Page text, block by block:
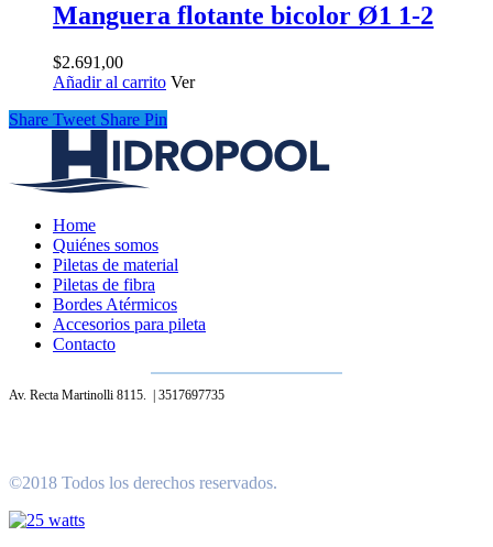
Manguera flotante bicolor Ø1 1-2
$2.691,00
Añadir al carrito Ver
Share Tweet Share Pin
Home
Quiénes somos
Piletas de material
Piletas de fibra
Bordes Atérmicos
Accesorios para pileta
Contacto
Av. Recta Martinolli 8115. | 3517697735
©2018 Todos los derechos reservados.